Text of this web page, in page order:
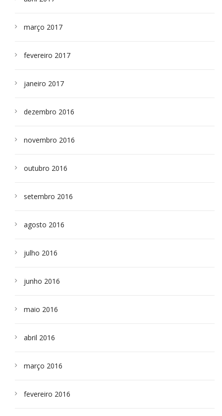
março 2017
fevereiro 2017
janeiro 2017
dezembro 2016
novembro 2016
outubro 2016
setembro 2016
agosto 2016
julho 2016
junho 2016
maio 2016
abril 2016
março 2016
fevereiro 2016